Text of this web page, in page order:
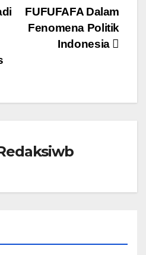
FUFUFAFA Dalam
Fenomena Politik
Indonesia